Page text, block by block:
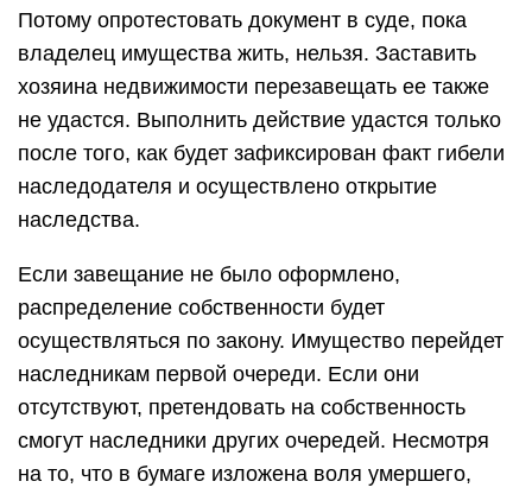
Потому опротестовать документ в суде, пока
владелец имущества жить, нельзя. Заставить
хозяина недвижимости перезавещать ее также
не удастся. Выполнить действие удастся только
после того, как будет зафиксирован факт гибели
наследодателя и осуществлено открытие
наследства.
Если завещание не было оформлено,
распределение собственности будет
осуществляться по закону. Имущество перейдет
наследникам первой очереди. Если они
отсутствуют, претендовать на собственность
смогут наследники других очередей. Несмотря
на то, что в бумаге изложена воля умершего,